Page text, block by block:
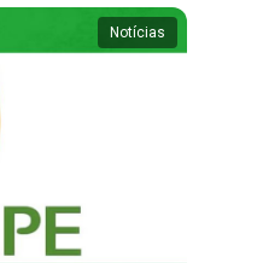
Notícias